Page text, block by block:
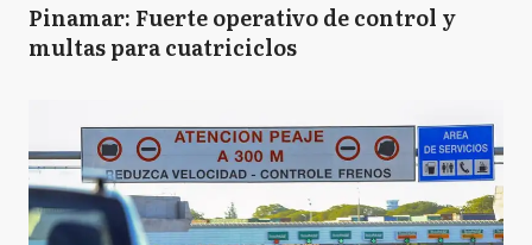
Pinamar: Fuerte operativo de control y
multas para cuatriciclos